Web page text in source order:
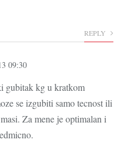
REPLY
09:30
gubitak kg u kratkom
se izgubiti samo tecnost ili
Za mene je optimalan i